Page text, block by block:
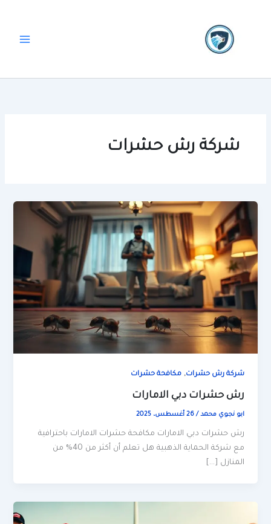
شركة رش حشرات
شركة رش حشرات,مكافحة حشرات
رش حشرات دبي الامارات
ابو نجوي محمد/26 أغسطس، 2025
رش حشرات دبي الامارات مكافحة حشرات الامارات باحترافية
مع شركة الحماية الذهبية هل تعلم أن أكثر من 40% من
المنازل […]